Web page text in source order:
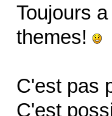
Toujours
themes!
C'est pas
C'est